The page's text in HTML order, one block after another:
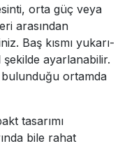
orta güç veya
arasından
Baş kısmı yukarı-
ayarlanabilir.
ortamda
tasarımı
bile rahat